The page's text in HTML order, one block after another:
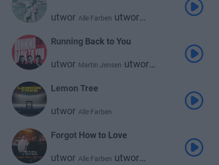
utwor Alle Farben utwor
Running Back to You
utwor Martin Jensen utwor
Lemon Tree
utwor Alle Farben
Forgot How to Love
utwor Alle Farben utwor